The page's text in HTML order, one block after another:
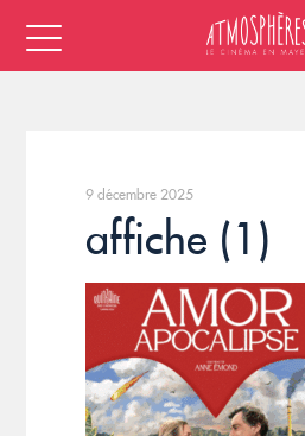
9 décembre 2025
affiche (1)